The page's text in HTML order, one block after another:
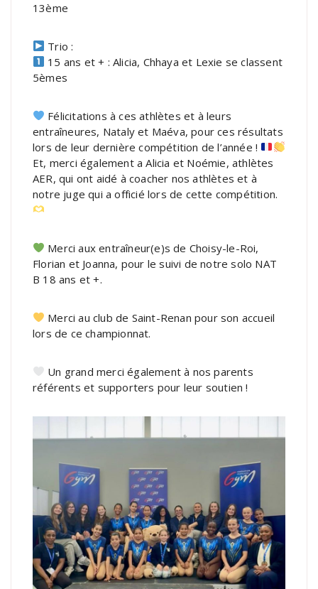
13ème
Trio :
15 ans et + : Alicia, Chhaya et Lexie se classent
5èmes
Félicitations à ces athlètes et à leurs
entraîneures, Nataly et Maéva, pour ces résultats
lors de leur dernière compétition de l’année !
Et, merci également a Alicia et Noémie, athlètes
AER, qui ont aidé à coacher nos athlètes et à
notre juge qui a officié lors de cette compétition.
Merci aux entraîneur(e)s de Choisy-le-Roi,
Florian et Joanna, pour le suivi de notre solo NAT
B 18 ans et +.
Merci au club de Saint-Renan pour son accueil
lors de ce championnat.
Un grand merci également à nos parents
référents et supporters pour leur soutien !